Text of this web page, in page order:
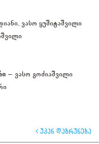
ვასო ყუშიტაშვილი
– ვასო გოძიაშვილი
უკან დაბრუნება